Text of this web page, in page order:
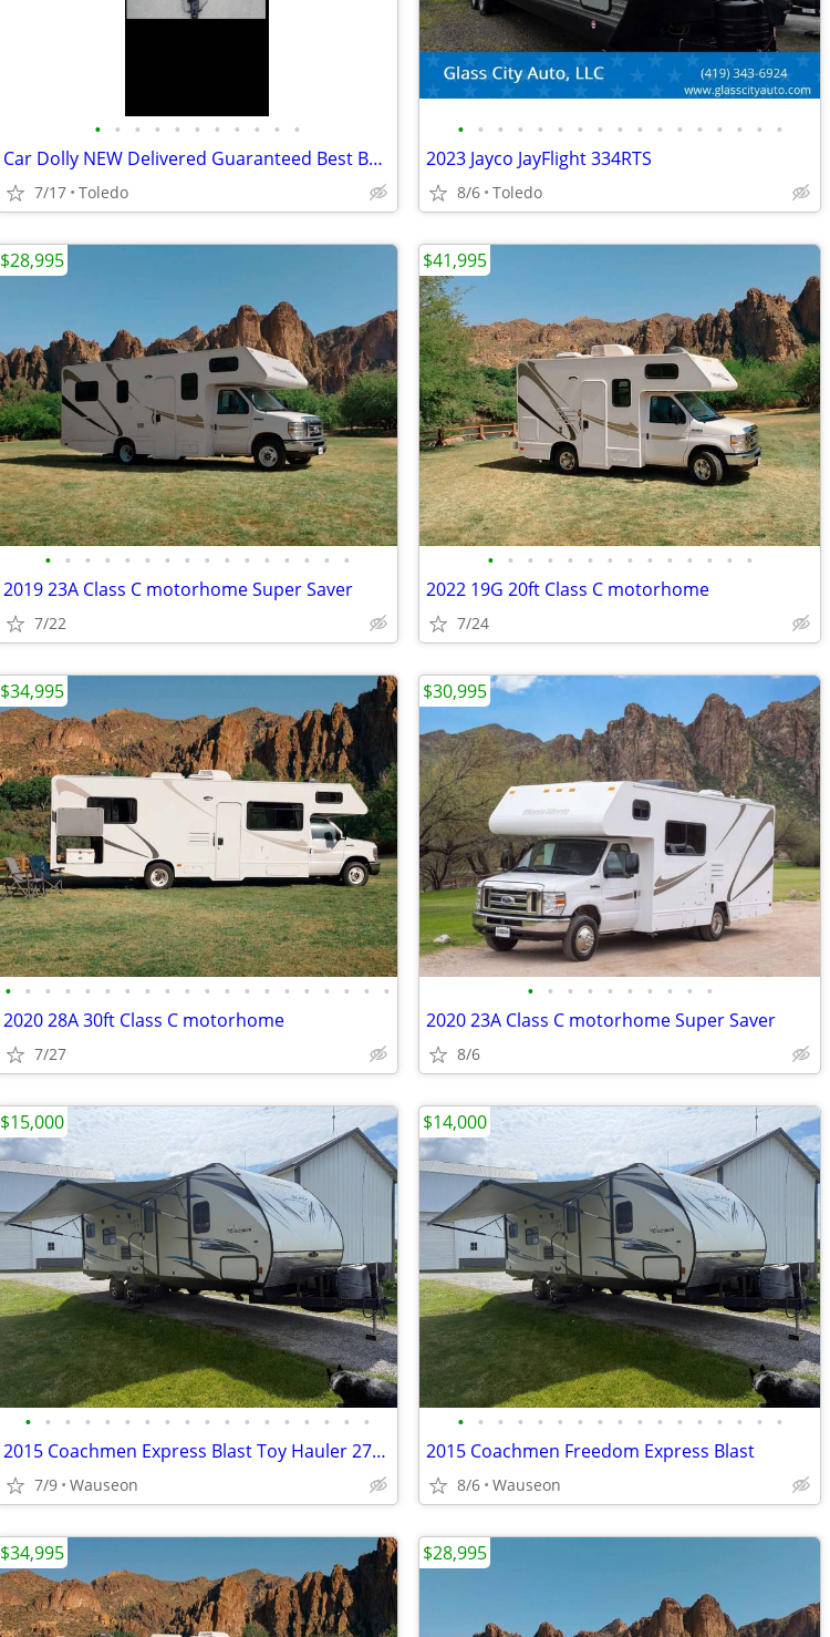
• • • • • • • • • • •
Car Dolly NEW Delivered Guaranteed Best Built for the Money in U.S.!
7/17 Toledo
• • • • • • • • • • • • • • • • •
2023 Jayco JayFlight 334RTS
8/6 Toledo
• • • • • • • • • • • • • • • •
2019 23A Class C motorhome Super Saver
7/22
$28,995
• • • • • • • • • • • • • •
2022 19G 20ft Class C motorhome
7/24
$41,995
• • • • • • • • • • • • • • • • • • • •
2020 28A 30ft Class C motorhome
7/27
$34,995
• • • • • • • • • •
2020 23A Class C motorhome Super Saver
8/6
$30,995
• • • • • • • • • • • • • • • • • •
2015 Coachmen Express Blast Toy Hauler 271BL
7/9 Wauseon
$15,000
• • • • • • • • • • • • • • • • •
2015 Coachmen Freedom Express Blast
8/6 Wauseon
$14,000
$34,995 $28,995